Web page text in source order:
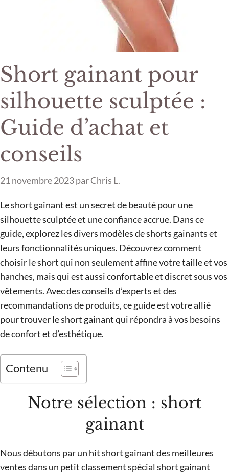
Short gainant pour
silhouette sculptée :
Guide d’achat et
conseils
21 novembre 2023parChris L.
Le short gainant est un secret de beauté pour une
silhouette sculptée et une confiance accrue. Dans ce
guide, explorez les divers modèles de shorts gainants et
leurs fonctionnalités uniques. Découvrez comment
choisir le short qui non seulement affine votre taille et vos
hanches, mais qui est aussi confortable et discret sous vos
vêtements. Avec des conseils d’experts et des
recommandations de produits, ce guide est votre allié
pour trouver le short gainant qui répondra à vos besoins
de confort et d’esthétique.
Contenu
Notre sélection : short
gainant
Nous débutons par un hit short gainant des meilleures
ventes dans un petit classement spécial short gainant